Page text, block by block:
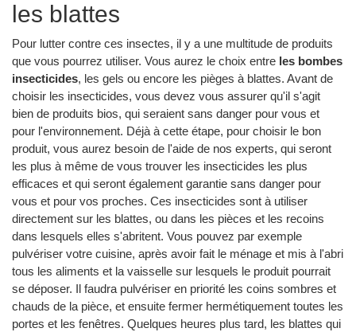
les blattes
Pour lutter contre ces insectes, il y a une multitude de produits
que vous pourrez utiliser. Vous aurez le choix entre les bombes
insecticides, les gels ou encore les pièges à blattes. Avant de
choisir les insecticides, vous devez vous assurer qu'il s'agit
bien de produits bios, qui seraient sans danger pour vous et
pour l'environnement. Déjà à cette étape, pour choisir le bon
produit, vous aurez besoin de l'aide de nos experts, qui seront
les plus à même de vous trouver les insecticides les plus
efficaces et qui seront également garantie sans danger pour
vous et pour vos proches. Ces insecticides sont à utiliser
directement sur les blattes, ou dans les pièces et les recoins
dans lesquels elles s'abritent. Vous pouvez par exemple
pulvériser votre cuisine, après avoir fait le ménage et mis à l'abri
tous les aliments et la vaisselle sur lesquels le produit pourrait
se déposer. Il faudra pulvériser en priorité les coins sombres et
chauds de la pièce, et ensuite fermer hermétiquement toutes les
portes et les fenêtres. Quelques heures plus tard, les blattes qui